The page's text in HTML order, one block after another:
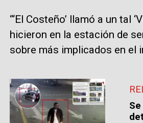
“‘El Costeño’ llamó a un tal
hicieron en la estación de
sobre más implicados en el